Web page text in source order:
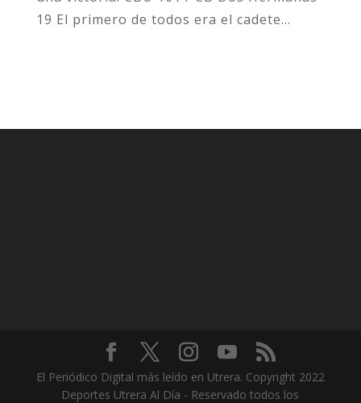
19 El primero de todos era el cadete...
El Periódico Digital más leído en Utrera. Copyright 2022
Deportes Utrera Al Día - Reservado todos los